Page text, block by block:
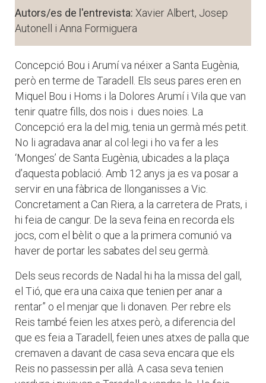
Autors/es de l'entrevista: Xavier Albert, Josep
Autonell i Anna Formiguera
Concepció Bou i Arumí va néixer a Santa Eugènia,
però en terme de Taradell. Els seus pares eren en
Miquel Bou i Homs i la Dolores Arumí i Vila que van
tenir quatre fills, dos nois i dues noies. La
Concepció era la del mig, tenia un germà més petit.
No li agradava anar al col·legi i ho va fer a les
‘Monges’ de Santa Eugènia, ubicades a la plaça
d’aquesta població. Amb 12 anys ja es va posar a
servir en una fàbrica de llonganisses a Vic.
Concretament a Can Riera, a la carretera de Prats, i
hi feia de cangur. De la seva feina en recorda els
jocs, com el bèlit o que a la primera comunió va
haver de portar les sabates del seu germà.
Dels seus records de Nadal hi ha la missa del gall,
el Tió, que era una caixa que tenien per anar a
rentar” o el menjar que li donaven. Per rebre els
Reis també feien les atxes però, a diferencia del
que es feia a Taradell, feien unes atxes de palla que
cremaven a davant de casa seva encara que els
Reis no passessin per allà. A casa seva tenien